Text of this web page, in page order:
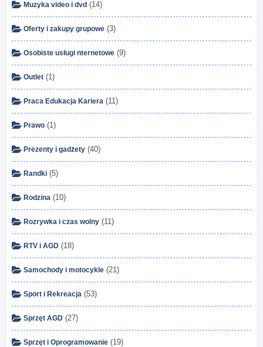
Muzyka video i dvd (14)
Oferty i zakupy grupowe (3)
Osobiste usługi nternetowe (9)
Outlet (1)
Praca Edukacja Kariera (11)
Prawo (1)
Prezenty i gadżety (40)
Randki (5)
Rodzina (10)
Rozrywka i czas wolny (11)
RTV i AGD (18)
Samochody i motocykle (21)
Sport i Rekreacja (53)
Sprzęt AGD (27)
Sprzęt i Oprogramowanie (19)